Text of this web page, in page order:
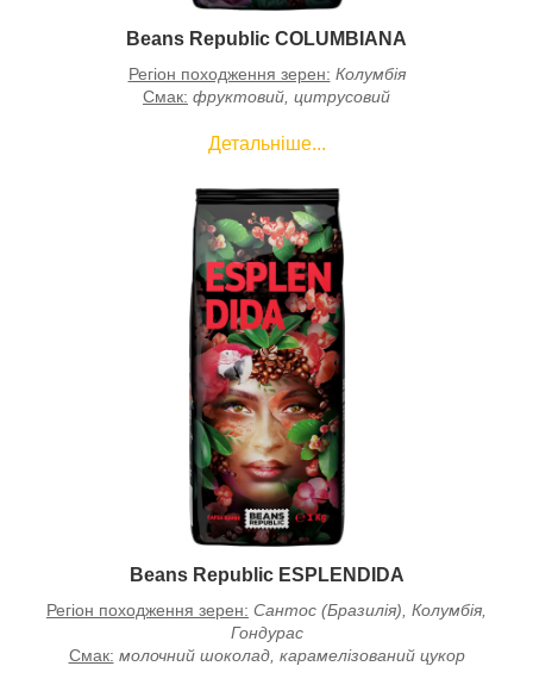
Beans Republic COLUMBIANA
Регіон походження зерен: Колумбія
Смак: фруктовий, цитрусовий
Детальніше...
Beans Republic ESPLENDIDA
Регіон походження зерен: Сантос (Бразилія), Колумбія,
Гондурас
Смак: молочний шоколад, карамелізований цукор